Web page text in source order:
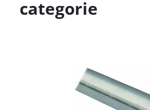
categorie